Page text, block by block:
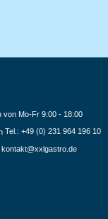
von Mo-Fr 9:00 - 18:00
Tel.: +49 (0) 231 964 196 10
kontakt@xxlgastro.de